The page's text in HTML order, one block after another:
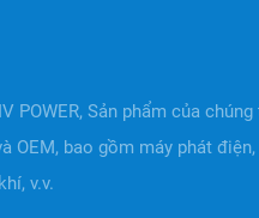
POWER, Sản phẩm của chúng
OEM, bao gồm máy phát
v.v.